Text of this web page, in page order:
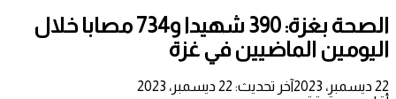
الصحة بغزة: 390 شهيدا و734 مصابا خلال
اليومين الماضيين في غزة
22 ديسمبر، 2023
آخر تحديث: 22 ديسمبر، 2023